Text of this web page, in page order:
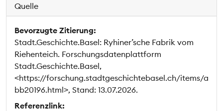
Quelle
Bevorzugte Zitierung:
Stadt.Geschichte.Basel: Ryhiner’sche Fabrik vom
Riehenteich. Forschungsdatenplattform
Stadt.Geschichte.Basel,
<https://forschung.stadtgeschichtebasel.ch/items/a
bb20196.html>, Stand: 13.07.2026.
Referenzlink: